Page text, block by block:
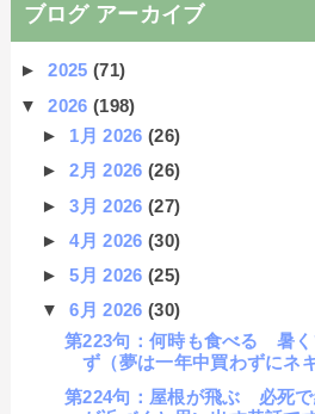
ブログ アーカイブ
►2025(71)
▼2026(198)
► 1月 2026 (26)
►2月 2026 (26)
►3月 2026 (27)
►4月 2026 (30)
►5月 2026 (25)
▼6月 2026 (30)
第223句：何時も食べる 暑
ず（夢は一年中買わずにネ
第224句：屋根が飛ぶ 必死